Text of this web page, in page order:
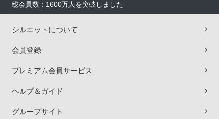
総会員数：1600万人を突破しました
シルエットについて
会員登録
プレミアム会員サービス
ヘルプ＆ガイド
グループサイト